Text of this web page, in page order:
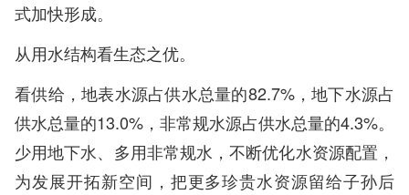
式加快形成。
从用水结构看生态之优。
看供给，地表水源占供水总量的82.7%，地下水源占
供水总量的13.0%，非常规水源占供水总量的4.3%。
少用地下水、多用非常规水，不断优化水资源配置，
为发展开拓新空间，把更多珍贵水资源留给子孙后